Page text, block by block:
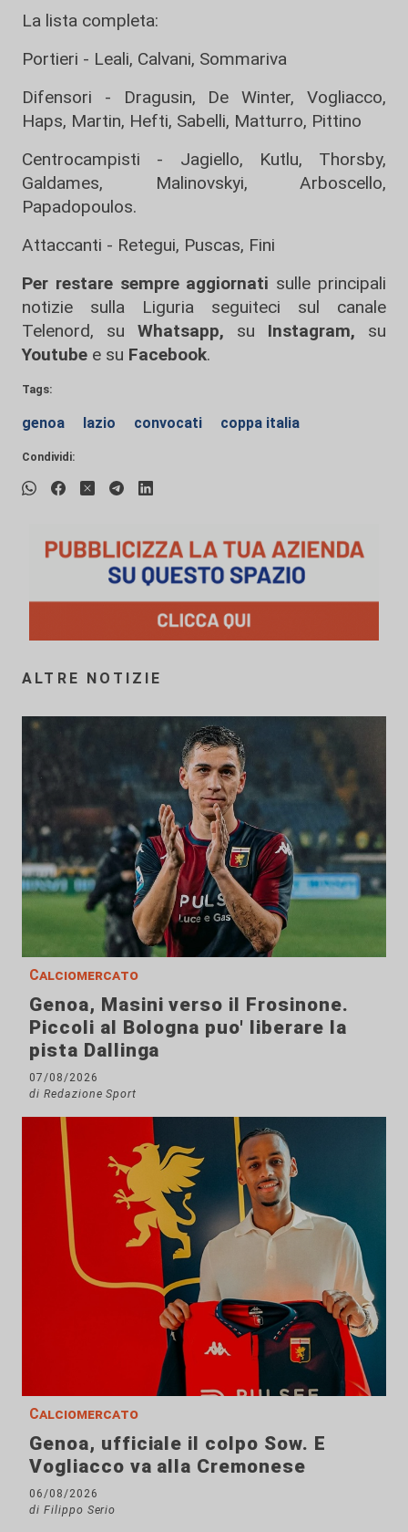
La lista completa:
Portieri - Leali, Calvani, Sommariva
Difensori - Dragusin, De Winter, Vogliacco,
Haps, Martin, Hefti, Sabelli, Matturro, Pittino
Centrocampisti - Jagiello, Kutlu, Thorsby,
Galdames, Malinovskyi, Arboscello,
Papadopoulos.
Attaccanti - Retegui, Puscas, Fini
Per restare sempre aggiornati sulle principali
notizie sulla Liguria seguiteci sul canale
Telenord, su
Whatsapp, su Instagram, su
Youtube e su Facebook.
Tags:
genoa lazio convocati coppa italia
Condividi:
ALTRE NOTIZIE
Calciomercato
Genoa, Masini verso il Frosinone.
Piccoli al Bologna puo' liberare la
pista Dallinga
07/08/2026
di Redazione Sport
Calciomercato
Genoa, ufficiale il colpo Sow. E
Vogliacco va alla Cremonese
06/08/2026
di Filippo Serio